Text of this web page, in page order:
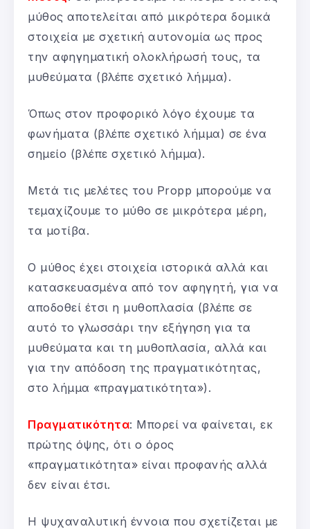
μύθος αποτελείται από μικρότερα δομικά
στοιχεία με σχετική αυτονομία ως προς
την αφηγηματική ολοκλήρωσή τους, τα
μυθεύματα (βλέπε σχετικό λήμμα).
Όπως στον προφορικό λόγο έχουμε τα
φωνήματα (βλέπε σχετικό λήμμα) σε ένα
σημείο (βλέπε σχετικό λήμμα).
Μετά τις μελέτες του Propp μπορούμε να
τεμαχίζουμε το μύθο σε μικρότερα μέρη,
τα μοτίβα.
Ο μύθος έχει στοιχεία ιστορικά αλλά και
κατασκευασμένα από τον αφηγητή, για να
αποδοθεί έτσι η μυθοπλασία (βλέπε σε
αυτό το γλωσσάρι την εξήγηση για τα
μυθεύματα και τη μυθοπλασία, αλλά και
για την απόδοση της πραγματικότητας,
στο λήμμα «πραγματικότητα»).
Πραγματικότητα: Μπορεί να φαίνεται, εκ
πρώτης όψης, ότι ο όρος
«πραγματικότητα» είναι προφανής αλλά
δεν είναι έτσι.
Η ψυχαναλυτική έννοια που σχετίζεται με